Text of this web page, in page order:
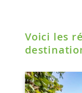
Voici les